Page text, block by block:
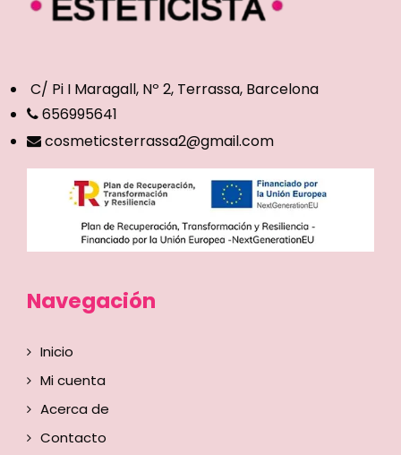
C/ Pi I Maragall, Nº 2, Terrassa, Barcelona
656995641
cosmeticsterrassa2@gmail.com
Navegación
Inicio
Mi cuenta
Acerca de
Contacto